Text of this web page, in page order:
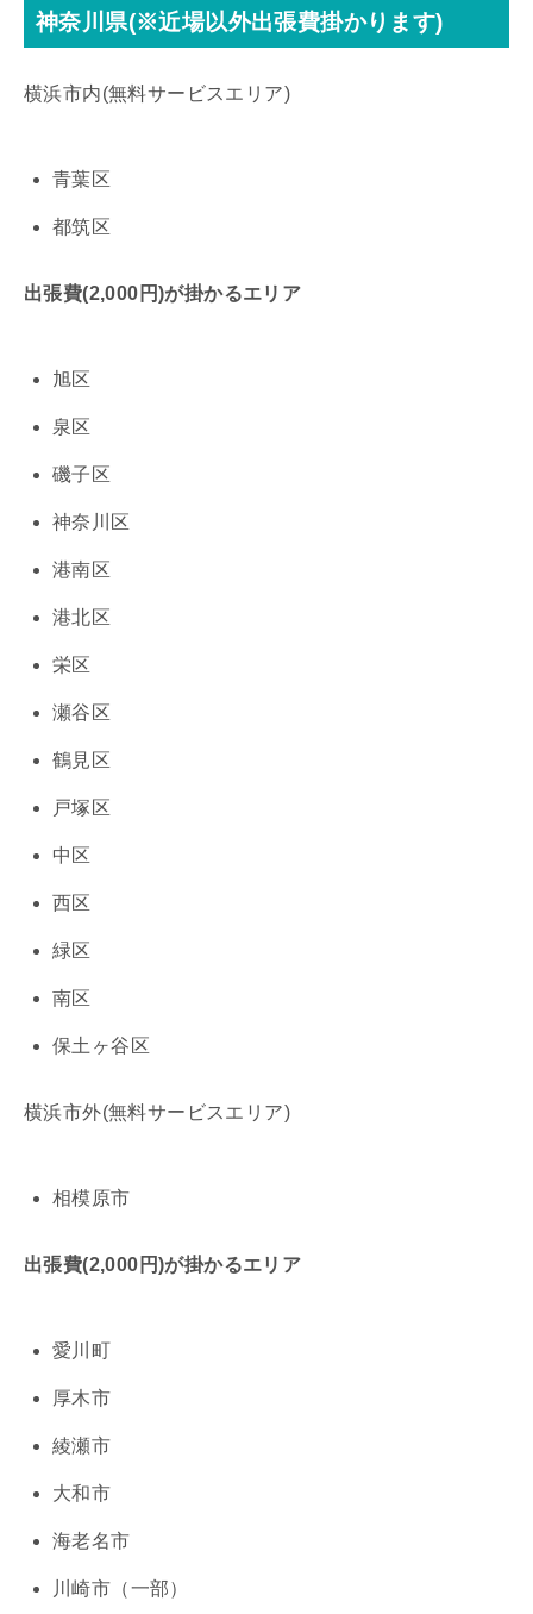
神奈川県(※近場以外出張費掛かります)
横浜市内(無料サービスエリア)
青葉区
都筑区
出張費(2,000円)が掛かるエリア
旭区
泉区
磯子区
神奈川区
港南区
港北区
栄区
瀬谷区
鶴見区
戸塚区
中区
西区
緑区
南区
保土ヶ谷区
横浜市外(無料サービスエリア)
相模原市
出張費(2,000円)が掛かるエリア
愛川町
厚木市
綾瀬市
大和市
海老名市
川崎市（一部）